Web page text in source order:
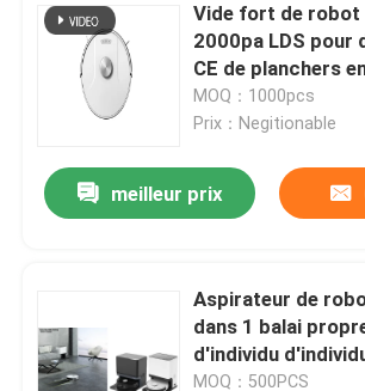
Contrôle de qualité
aspirateur de robot
Laveur de vitres de robot
Vide fort de robot
2000pa LDS pour
CE de planchers
MOQ：1000pcs
Prix：Negitionable
meilleur prix
Aspirateur de
dans 1 balai
d'individu
collecteur
MOQ：500PCS